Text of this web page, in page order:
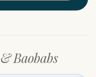
Baobabs